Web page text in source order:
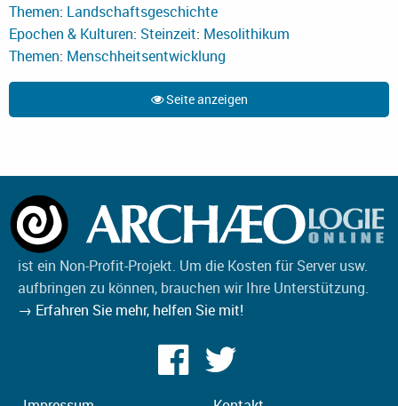
Themen: Landschaftsgeschichte
Epochen & Kulturen: Steinzeit: Mesolithikum
Themen: Menschheitsentwicklung
Seite anzeigen
ist ein Non-Profit-Projekt. Um die Kosten für Server usw.
aufbringen zu können, brauchen wir Ihre Unterstützung.
→ Erfahren Sie mehr, helfen Sie mit!